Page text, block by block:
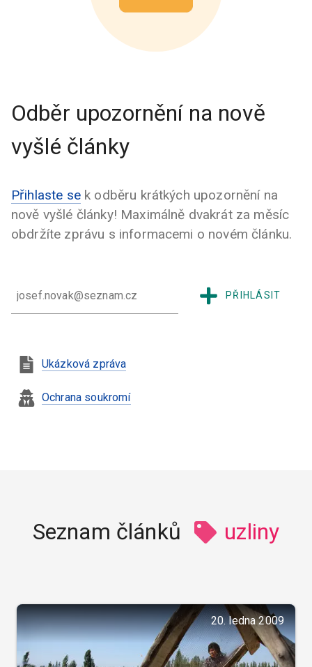
Odběr upozornění na nově
vyšlé články
Přihlaste sek odběru krátkých upozornění na
nově vyšlé články! Maximálně dvakrát za měsíc
obdržíte zprávu s informacemi o novém článku.
PŘIHLÁSIT
Ukázková zpráva
Ochrana soukromí
Seznam článků uzliny
20. ledna 2009